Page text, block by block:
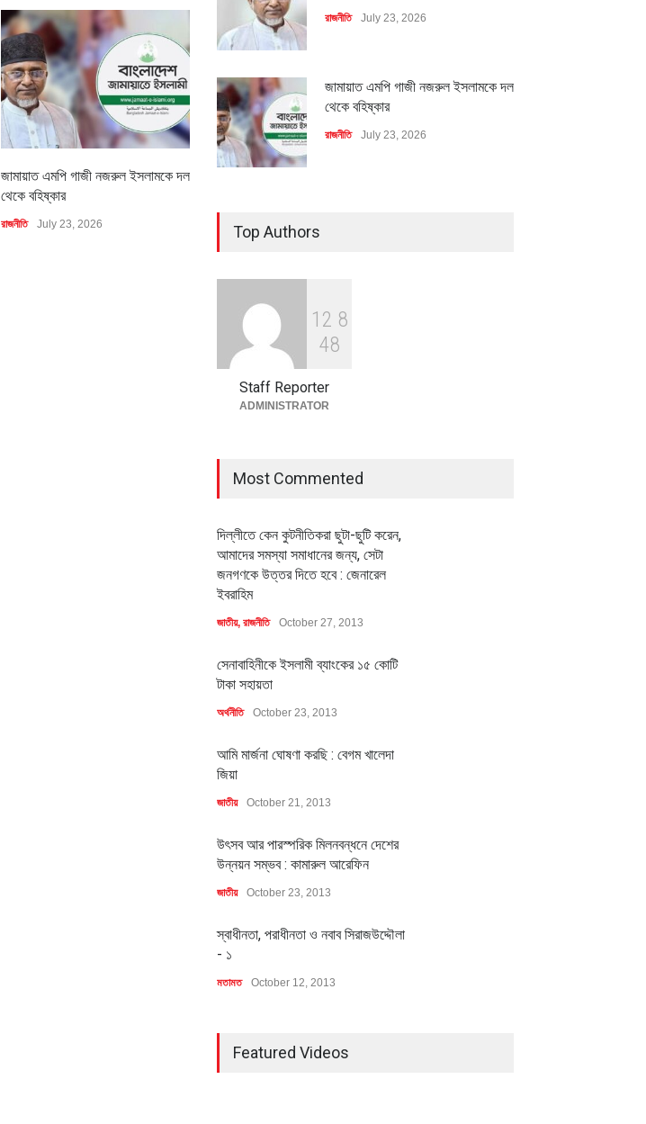
জামায়াত এমপি গাজী নজরুল ইসলামকে দল
থেকে বহিষ্কার
রাজনীতি July 23, 2026 অর্থনীতি July 23, 2026
রাজনীতি July 23, 2026
জামায়াত এমপি গাজী নজরুল ইসলামকে দল
থেকে বহিষ্কার
রাজনীতি July 23, 2026
বৈশ্বিক প্রতিযোগিতা সক্ষমতা বাড়াতে
পোশাক শিল্পে নতুন উদ্যোগ
Top Authors
1 2 8
48
Staff Reporter
ADMINISTRATOR
Most Commented
দিল্লীতে কেন কুটনীতিকরা ছুটা-ছুটি করেন,
আমাদের সমস্যা সমাধানের জন্য, সেটা
জনগণকে উত্তর দিতে হবে : জেনারেল
ইবরাহিম
জাতীয়, রাজনীতি October 27, 2013
সেনাবাহিনীকে ইসলামী ব্যাংকের ১৫ কোটি
টাকা সহায়তা
অর্থনীতি October 23, 2013
আমি মার্জনা ঘোষণা করছি : বেগম খালেদা
জিয়া
জাতীয় October 21, 2013
উৎসব আর পারস্পরিক মিলনবন্ধনে দেশের
উন্নয়ন সম্ভব : কামারুল আরেফিন
জাতীয় October 23, 2013
স্বাধীনতা, পরাধীনতা ও নবাব সিরাজউদ্দৌলা
- ১
মতামত October 12, 2013
Featured Videos